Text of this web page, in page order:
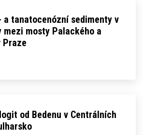
a tanatocenózní sedimenty v
mezi mosty Palackého a
Praze
od Bedenu v Centrálních